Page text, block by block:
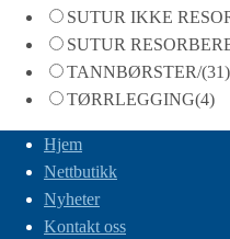
SUTUR IKKE
SUTUR
TANNBØRSTER/(31)
TØRRLEGGING(4)
Hjem
Nettbutikk
Nyheter
Kontakt oss